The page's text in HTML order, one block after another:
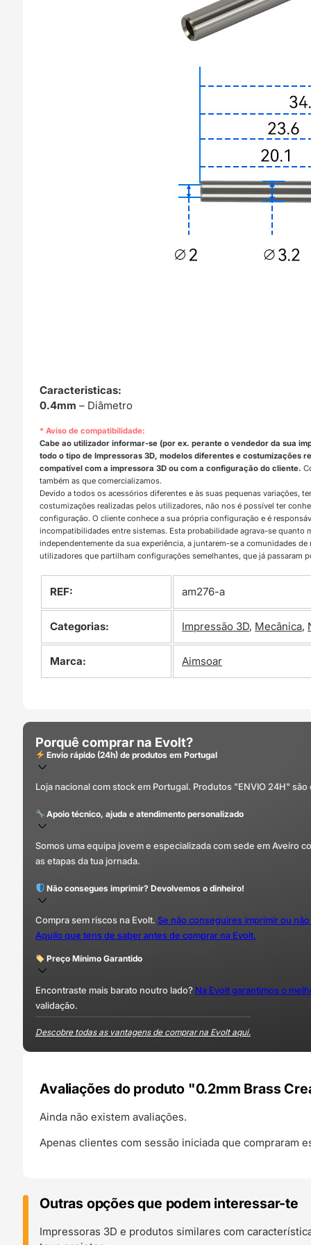
Caracteristicas:
0.4mm – Diâmetro
* Aviso de compatibilidade:
Cabe ao utilizador informar-se (por ex. perante o vendedor da sua
todo o tipo de Impressoras 3D, modelos diferentes e costumizações
compatível com a impressora 3D ou com a configuração do cliente.
também as que comercializamos.
Devido a todos os acessórios diferentes e às suas pequenas variações,
costumizações realizadas pelos utilizadores, não nos é possível ter
configuração. O cliente conhece a sua própria configuração e é
incompatibilidades entre sistemas. Esta probabilidade agrava-se
independentemente da sua experiência, a juntarem-se a comunidades
utilizadores que partilham configurações semelhantes, que já passaram
REF: am276-a
Categorias: Impressão 3D, Mecânica,
Marca: Aimsoar
Porquê comprar na Evolt?
Envio rápido (24h) de produtos em Portugal
Loja nacional com stock em Portugal. Produtos "ENVIO 24H"
Apoio técnico, ajuda e atendimento personalizado
Somos uma equipa jovem e especializada com sede em Aveiro
as etapas da tua jornada.
Não consegues imprimir? Devolvemos o dinheiro!
Compra sem riscos na Evolt. Se não conseguires imprimir ou
Aquilo que tens de saber antes de comprar na Evolt.
Preço Mínimo Garantido
Encontraste mais barato noutro lado? Na Evolt garantimos o
validação.
Descobre todas as vantagens de comprar na Evolt aqui.
Avaliações do produto "0.2mm Brass
Ainda não existem avaliações.
Apenas clientes com sessão iniciada que compraram
Outras opções que podem interessar-te
Impressoras 3D e produtos similares com